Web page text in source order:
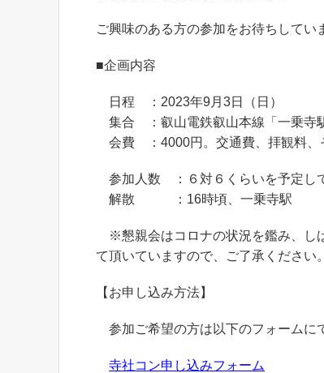
ご興味のある方の参加をお待ちしてい
■企画内容
日程 ：2023年9月3日（日）
集合 ：叡山電鉄叡山本線「一乗寺
会費 ：4000円。交通費、拝観料、
参加人数 ：６対６くらいを予定し
解散 ：16時頃、一乗寺駅
※懇親会はコロナの状況を鑑み、し
て頂いていますので、ご了承ください。
【お申し込み方法】
参加ご希望の方は以下のフォームに
寺社コン申し込みフォーム